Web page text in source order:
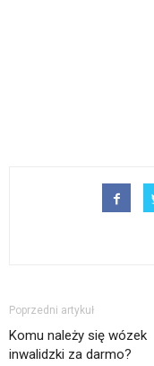
Poprzedni artykuł
Komu należy się wózek
inwalidzki za darmo?